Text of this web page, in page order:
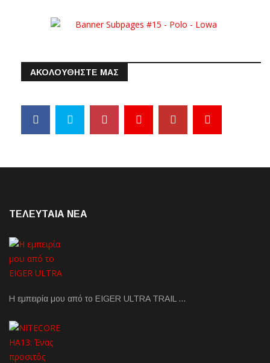
ΑΚΟΛΟΥΘΗΣΤΕ ΜΑΣ
ΤΕΛΕΥΤΑΙΑ NEA
Η εμπειρία μου από το EIGER ULTRA TRAIL …